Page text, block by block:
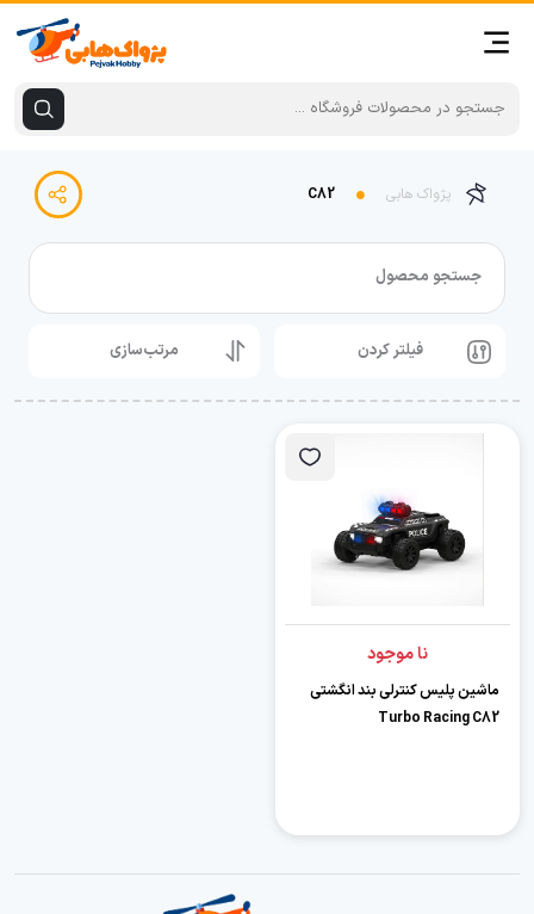
پژواک هابی C82
جستجو محصول
فیلتر کردن مرتب‌سازی
نا موجود
ماشین پلیس کنترلی بند انگشتی
Turbo Racing C82